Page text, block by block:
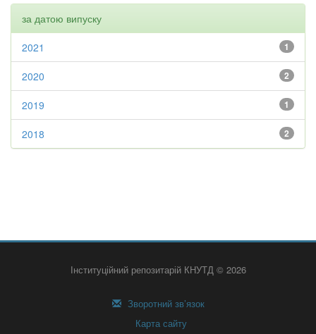
за датою випуску
1
2021
2
2020
1
2019
2
2018
Інституційний репозитарій КНУТД © 2026
Зворотний зв’язок
Карта сайту